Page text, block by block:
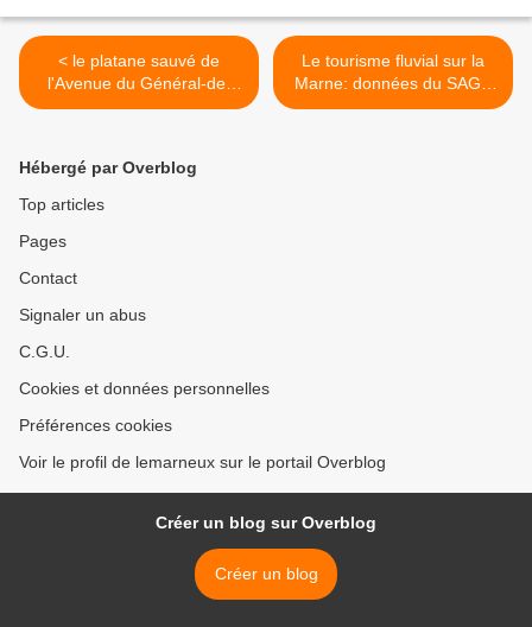
< le platane sauvé de
l'Avenue du Général-de-
Gaulle à Chelles
Le tourisme fluvial sur la
Marne: données du SAGE
Marne Confluence >
Hébergé par Overblog
Top articles
Pages
Contact
Signaler un abus
C.G.U.
Cookies et données personnelles
Préférences cookies
Voir le profil de lemarneux sur le portail Overblog
Créer un blog sur Overblog
Créer un blog